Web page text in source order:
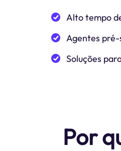
Alto tempo
Agentes
Soluções
Por